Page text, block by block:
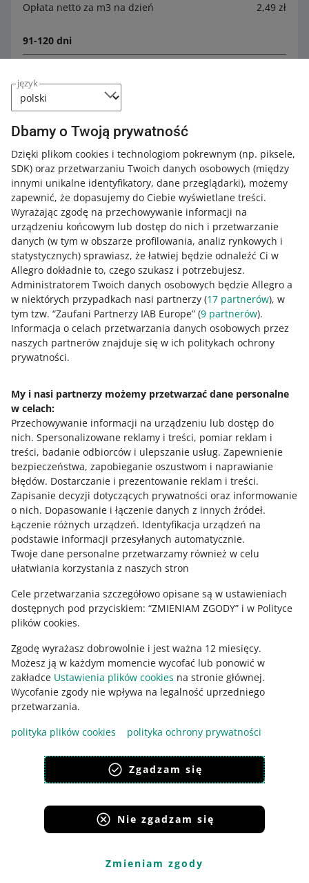
język
Dbamy o Twoją prywatność
Dzięki plikom cookies i technologiom pokrewnym (np. piksele,
SDK) oraz przetwarzaniu Twoich danych osobowych (między
innymi unikalne identyfikatory, dane przeglądarki), możemy
zapewnić, że dopasujemy do Ciebie wyświetlane treści.
Wyrażając zgodę na przechowywanie informacji na
urządzeniu końcowym lub dostęp do nich i przetwarzanie
danych (w tym w obszarze profilowania, analiz rynkowych i
statystycznych) sprawiasz, że łatwiej będzie odnaleźć Ci w
Allegro dokładnie to, czego szukasz i potrzebujesz.
Administratorem Twoich danych osobowych będzie Allegro a
w niektórych przypadkach nasi partnerzy (17 partnerów), w
tym tzw. “Zaufani Partnerzy IAB Europe” (9 partnerów).
Informacja o celach przetwarzania danych osobowych przez
naszych partnerów znajduje się w ich politykach ochrony
prywatności.
My i nasi partnerzy możemy przetwarzać dane personalne
w celach:
Przechowywanie informacji na urządzeniu lub dostęp do
nich. Spersonalizowane reklamy i treści, pomiar reklam i
treści, badanie odbiorców i ulepszanie usług. Zapewnienie
bezpieczeństwa, zapobieganie oszustwom i naprawianie
błędów. Dostarczanie i prezentowanie reklam i treści.
Zapisanie decyzji dotyczących prywatności oraz informowanie
o nich. Dopasowanie i łączenie danych z innych źródeł.
Łączenie różnych urządzeń. Identyfikacja urządzeń na
podstawie informacji przesyłanych automatycznie.
Twoje dane personalne przetwarzamy również w celu
ułatwiania korzystania z naszych stron
Cele przetwarzania szczegółowo opisane są w ustawieniach
dostępnych pod przyciskiem: “ZMIENIAM ZGODY” i w Polityce
plików cookies.
Zgodę wyrażasz dobrowolnie i jest ważna 12 miesięcy.
Możesz ją w każdym momencie wycofać lub ponowić w
zakładce Ustawienia plików cookies na stronie głównej.
Wycofanie zgody nie wpływa na legalność uprzedniego
przetwarzania.
polityka plików cookies
polityka ochrony prywatności
Zgadzam się
Nie zgadzam się
Zmieniam zgody
Opłata netto za m3 na dzień 2,49 zł
91-120 dni
121-150 dni
Opłata netto za m3 na dzień
151-180 dni
Opłata netto za m3 na dzień 19,99 zł
181-360 dni
Opłata netto za m3 na dzień 29,99 zł
dłużej niż 360 dni
Opłata netto za m3 na dzień 49,99 zł
Opłatę za magazynowanie produktu przestajemy
naliczać, gdy wyślemy go do kupującego.
Niezgodności w dostawie
Zapłacisz0,99 złza każdą sztukę produktu:
którego nie mieliśmy wcześniej w Magazynie Allegro i
nie znajdujemy jego kodu EAN (GTIN)
dla którego nie masz aktywnej oferty i dlatego nie
jesteśmy w stanie połączyć go z Twoim asortymentem.
Rozbieżności w przyjęciu do Magazynu
Allegro
Wyróżniamy trzy rodzaje opłat za rozbieżności:
jakościowe
wysłane do Magazynu Allegro, ale nie zostały
wskazane w awizo.Przykład: sprzedający
zadeklarował w awizo, że wyśle 5 doniczek, a
dostarczył 5 długopisów.
ilościowe– dotyczą produktów, które zostały wysłane
awizo. Nie naliczamy opłat za braki.Przykład:
swetrów, a wysłał 55.
regulaminowe– dotyczą produktów, które zostały
regulaminem usługi nie możemy ich przyjąć.
Przykład
sprzedający wysłał produkty, które przekraczają
Opłaty za rozbieżności naliczamy za każdą sztukę